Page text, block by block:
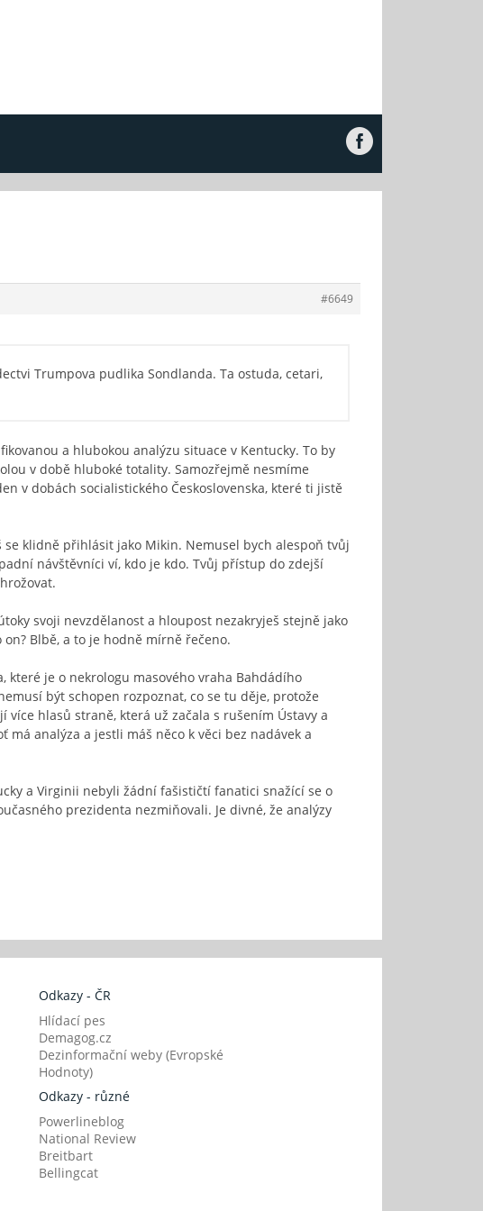
#6649
Trumpova pudlika Sondlanda. Ta ostuda, cetari,
a hlubokou analýzu situace v Kentucky. To by
v době hluboké totality. Samozřejmě nesmíme
v dobách socialistického Československa, které ti jistě
klidně přihlásit jako Mikin. Nemusel bych alespoň tvůj
návštěvníci ví, kdo je kdo. Tvůj přístup do zdejší
svoji nevzdělanost a hloupost nezakryješ stejně jako
Blbě, a to je hodně mírně řečeno.
které je o nekrologu masového vraha Bahdádího
být schopen rozpoznat, co se tu děje, protože
hlasů straně, která už začala s rušením Ústavy a
analýza a jestli máš něco k věci bez nadávek a
a Virginii nebyli žádní fašističtí fanatici snažící se o
prezidenta nezmiňovali. Je divné, že analýzy
Odkazy - ČR
Hlídací pes
Demagog.cz
Dezinformační weby (Evropské
Hodnoty)
Odkazy - různé
Powerlineblog
National Review
Breitbart
Bellingcat